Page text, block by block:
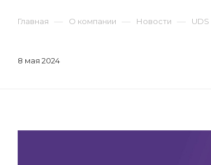
Главная — О компании — Новости —
8 мая 2024